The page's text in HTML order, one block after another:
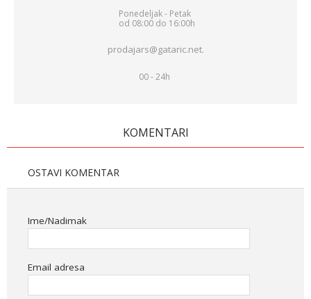
Ponedeljak - Petak
od 08:00 do 16:00h
prodajars@gataric.net.
00 - 24h
KOMENTARI
OSTAVI KOMENTAR
Ime/Nadimak
Email adresa